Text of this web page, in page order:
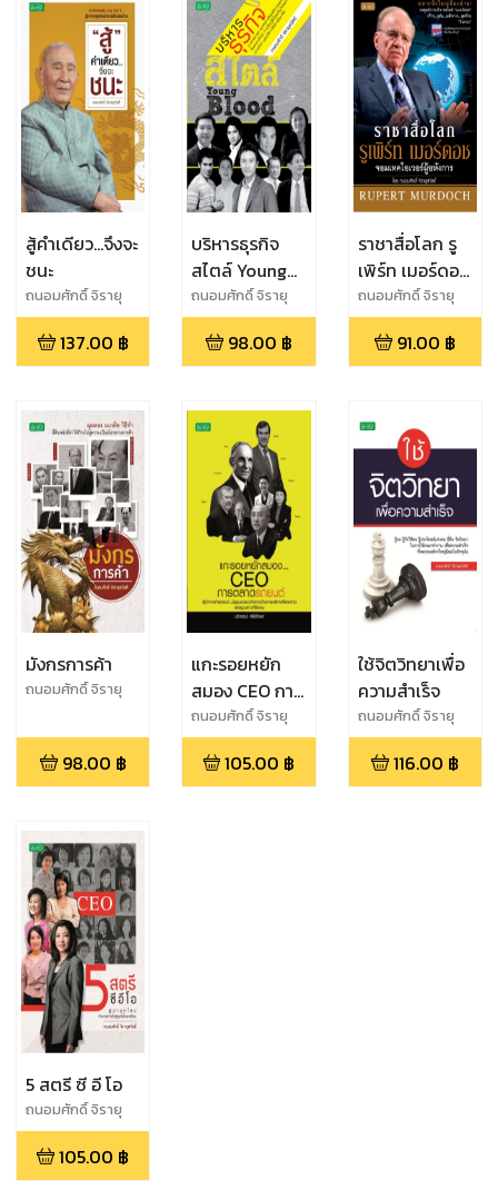
สู้คำเดียว...จึงจะ
ชนะ
ถนอมศักดิ์ จิรายุ
สวัสดิ์
137.00 ฿
บริหารธุรกิจ
สไตล์ Young
Blood
ถนอมศักดิ์ จิรายุ
สวัสดิ์
98.00 ฿
ราชาสื่อโลก รู
เพิร์ท เมอร์ดอช
จอมเทคโอเวอร์
ผู้อหังการ
ถนอมศักดิ์ จิรายุ
สวัสดิ์
91.00 ฿
มังกรการค้า
ถนอมศักดิ์ จิรายุ
98.00 ฿
แกะรอยหยัก
สมอง CEO การ
ตลาดรถยนต์
ถนอมศักดิ์ จิรายุ
สวัสดิ์
105.00 ฿
ใช้จิตวิทยาเพื่อ
ความสำเร็จ
ถนอมศักดิ์ จิรายุ
สวัสดิ์
116.00 ฿
5 สตรี ซี อี โอ
ถนอมศักดิ์ จิรายุ
สวัสดิ์
105.00 ฿